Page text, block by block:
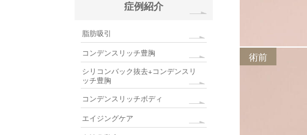
術前
症例紹介
脂肪吸引
コンデンスリッチ豊胸
シリコンバック抜去+コンデンスリ
ッチ豊胸
コンデンスリッチボディ
エイジングケア